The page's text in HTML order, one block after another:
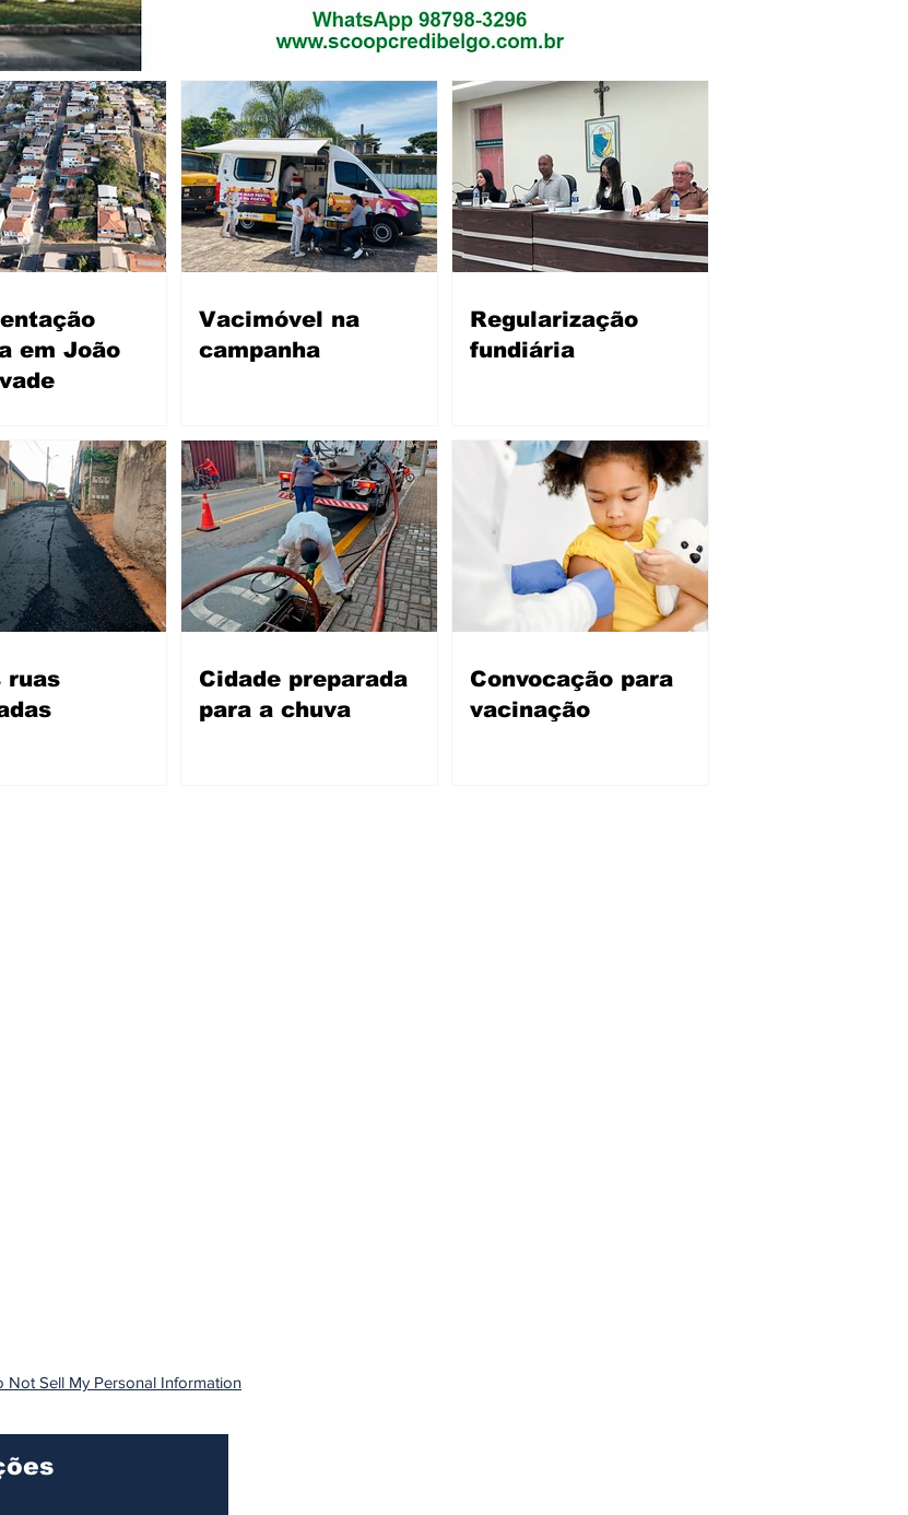
em João
Vacimóvel na
campanha
Regularização
fundiária
ruas
Cidade preparada
para a chuva
Convocação para
vacinação
Not Sell My Personal Information